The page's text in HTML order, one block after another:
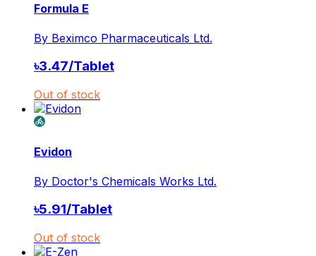
Formula E
By Beximco Pharmaceuticals Ltd.
৳3.47/Tablet
Out of stock
Evidon
By Doctor's Chemicals Works Ltd.
৳5.91/Tablet
Out of stock